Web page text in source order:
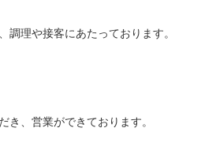
調理や接客にあたっております。
き、営業ができております。